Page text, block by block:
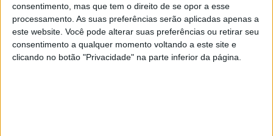
consentimento, mas que tem o direito de se opor a esse
processamento. As suas preferências serão aplicadas apenas a
este website. Você pode alterar suas preferências ou retirar seu
consentimento a qualquer momento voltando a este site e
clicando no botão "Privacidade" na parte inferior da página.
WR 450F, moto com que Hélder Rodrigues vai tentar
regressar ao pódio no Dakar. A equipa confiou no piloto
português o desenvolvimento da moto para o Dakar e a
partir de amanhã começam a fazer ouvir-se os motores